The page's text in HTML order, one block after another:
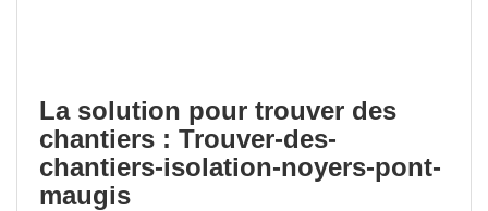
La solution pour trouver des
chantiers : Trouver-des-
chantiers-isolation-noyers-pont-
maugis